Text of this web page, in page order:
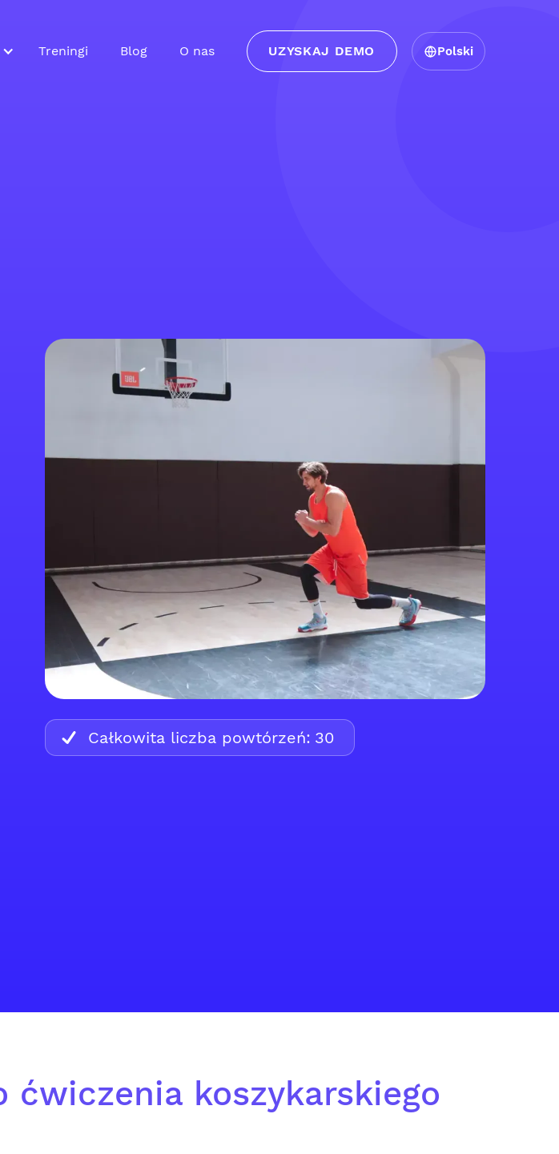
Treningi Blog O nas UZYSKAJ DEMO Polski
Całkowita liczba powtórzeń: 30
koszykarskiego